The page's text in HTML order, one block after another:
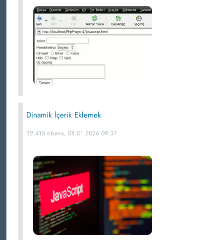
Dinamik İçerik Eklemek
32,415 okuma, 08.01.2026 09:37